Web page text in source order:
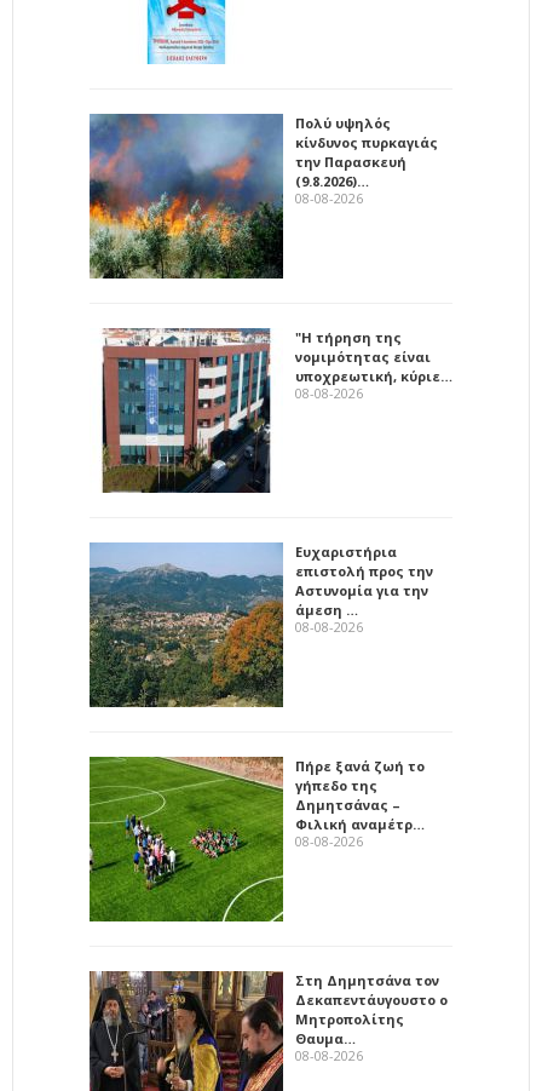
Πολύ υψηλός
κίνδυνος πυρκαγιάς
την Παρασκευή
(9.8.2026)…
08-08-2026
"Η τήρηση της
νομιμότητας είναι
υποχρεωτική, κύριε…
08-08-2026
Ευχαριστήρια
επιστολή προς την
Αστυνομία για την
άμεση …
08-08-2026
Πήρε ξανά ζωή το
γήπεδο της
Δημητσάνας –
Φιλική αναμέτρ…
08-08-2026
Στη Δημητσάνα τον
Δεκαπεντάυγουστο ο
Μητροπολίτης
Θαυμα…
08-08-2026